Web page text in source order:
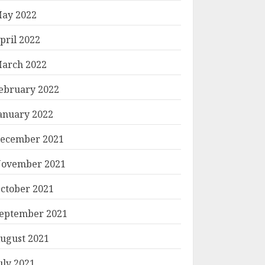
2022
2022
2022
2022
2022
2021
2021
2021
2021
2021